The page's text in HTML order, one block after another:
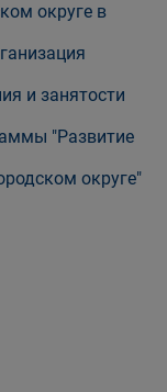
округе в
и занятости
"Развитие
округе"